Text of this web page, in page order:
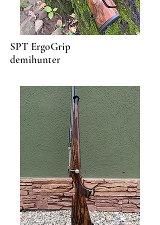
SPT ErgoGrip
demihunter